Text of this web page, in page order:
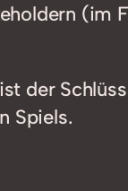
(im
der
Spiels.